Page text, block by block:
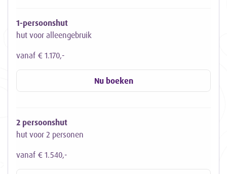
1-persoonshut
hut voor alleengebruik
vanaf € 1.170,-
Nu boeken
2 persoonshut
hut voor 2 personen
vanaf € 1.540,-